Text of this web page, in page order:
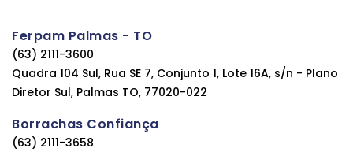
Ferpam Palmas - TO
(63) 2111-3600
Quadra 104 Sul, Rua SE 7, Conjunto 1, Lote 16A, s/n - Plano
Diretor Sul, Palmas TO, 77020-022
Borrachas Confiança
(63) 2111-3658